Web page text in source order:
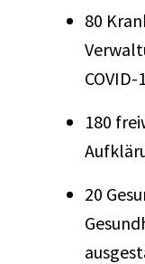
80
180
20